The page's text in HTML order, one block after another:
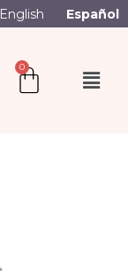
English Español
0